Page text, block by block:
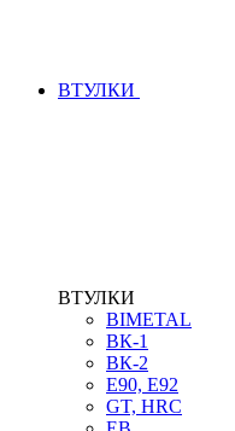
ВТУЛКИ
ВТУЛКИ
BIMETAL
ВК-1
ВК-2
Е90, E92
GT, HRC